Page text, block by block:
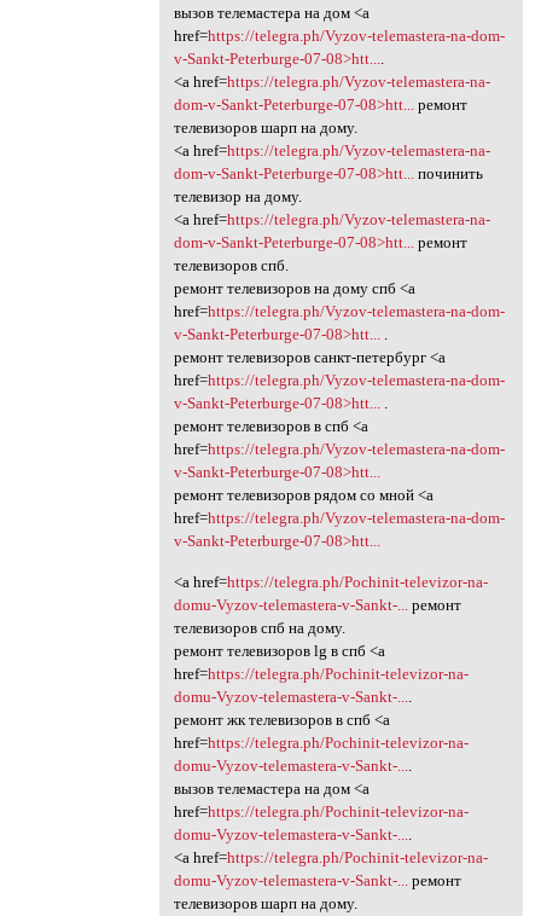
вызов телемастера на дом <a
href=https://telegra.ph/Vyzov-telemastera-na-dom-
v-Sankt-Peterburge-07-08>htt...
<a href=https://telegra.ph/Vyzov-telemastera-na-
dom-v-Sankt-Peterburge-07-08>htt...
ремонт
телевизоров шарп на дому.
<a href=https://telegra.ph/Vyzov-telemastera-na-
dom-v-Sankt-Peterburge-07-08>htt...
починить
телевизор на дому.
<a href=https://telegra.ph/Vyzov-telemastera-na-
dom-v-Sankt-Peterburge-07-08>htt...
ремонт
телевизоров спб.
ремонт телевизоров на дому спб <a
href=https://telegra.ph/Vyzov-telemastera-na-dom-
v-Sankt-Peterburge-07-08>htt...
ремонт телевизоров санкт-петербург <a
href=https://telegra.ph/Vyzov-telemastera-na-dom-
v-Sankt-Peterburge-07-08>htt...
ремонт телевизоров в спб <a
href=https://telegra.ph/Vyzov-telemastera-na-dom-
v-Sankt-Peterburge-07-08>htt...
ремонт телевизоров рядом со мной <a
href=https://telegra.ph/Vyzov-telemastera-na-dom-
v-Sankt-Peterburge-07-08>htt...
<a href=https://telegra.ph/Pochinit-televizor-na-
domu-Vyzov-telemastera-v-Sankt-...ремонт
телевизоров спб на дому.
ремонт телевизоров lg в спб <a
href=https://telegra.ph/Pochinit-televizor-na-
domu-Vyzov-telemastera-v-Sankt-....
ремонт жк телевизоров в спб <a
href=https://telegra.ph/Pochinit-televizor-na-
domu-Vyzov-telemastera-v-Sankt-....
вызов телемастера на дом <a
href=https://telegra.ph/Pochinit-televizor-na-
domu-Vyzov-telemastera-v-Sankt-....
<a href=https://telegra.ph/Pochinit-televizor-na-
domu-Vyzov-telemastera-v-Sankt-...ремонт
телевизоров шарп на дому.